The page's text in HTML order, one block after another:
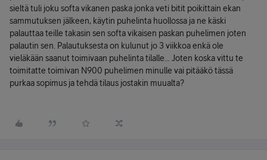
sieltä tuli joku softa vikanen paska jonka veti bitit poikittain ekan
sammutuksen jälkeen, käytin puhelinta huollossa ja ne käski
palauttaa teille takasin sen softa vikaisen paskan puhelimen joten
palautin sen. Palautuksesta on kulunut jo 3 viikkoa enkä ole
vieläkään saanut toimivaan puhelinta tilalle... Joten koska vittu te
toimitatte toimivan N900 puhelimen minulle vai pitääkö tässä
purkaa sopimus ja tehdä tilaus jostakin muualta?